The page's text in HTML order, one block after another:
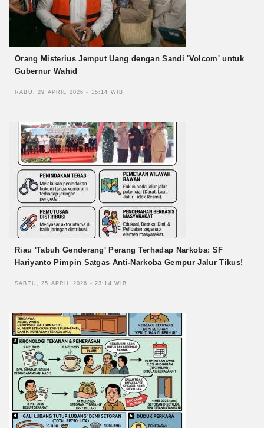
Orang Misterius Jemput Uang dengan Sandi 'Volcom' untuk
Gubernur Wahid
RABU, 29 APRIL 2026 - 15:14 WIB
Riau 'Tabuh Genderang' Perang Terhadap Narkoba: SF
Hariyanto Pimpin Satgas Anti-Narkoba Gempur Jalur Tikus!
SABTU, 25 APRIL 2026 - 23:14 WIB